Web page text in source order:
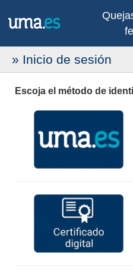
» Inicio de sesión
Escoja el método de